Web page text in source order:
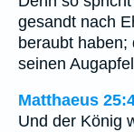
gesandt nach
beraubt haben;
seinen
Matthaeus
Und der König